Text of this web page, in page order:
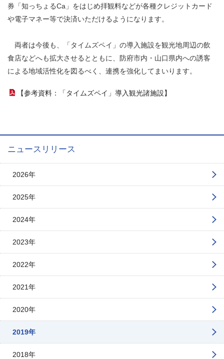
券「知っちょるCa」をはじめ拝観料などが各種クレジットカード
や電子マネー等で決済いただけるようになります。
両者は今後も、「タイムズペイ」の導入施設を観光地周辺の飲
食店などへも拡大させるとともに、防府市内・山口県内への誘客
による地域活性化を図るべく、連携を強化してまいります。
（PDFファイル）
【参考資料：「タイムズペイ」導入観光諸施設】
ニュースリリース
2026年
2025年
2024年
2023年
2022年
2021年
2020年
2019年
2018年